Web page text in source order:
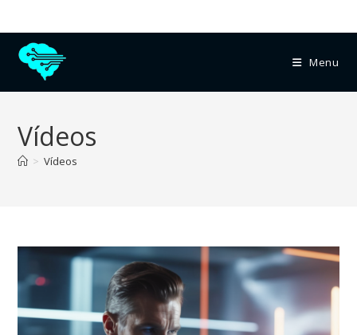
Menu
Vídeos
> Vídeos